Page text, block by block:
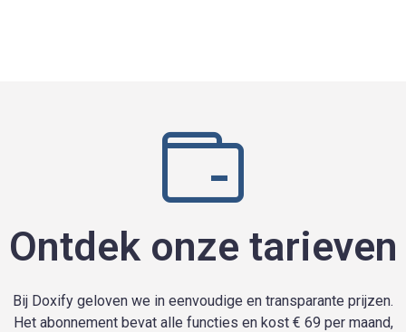
Ontdek onze tarieven
Bij Doxify geloven we in eenvoudige en transparante prijzen.
Het abonnement bevat alle functies en kost € 69 per maand,